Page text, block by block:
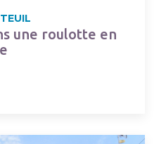
une roulotte en